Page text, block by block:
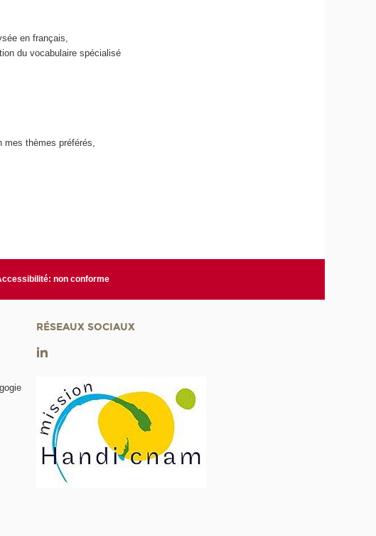
en français,
du vocabulaire spécialisé
mes thèmes préférés,
non conforme
RÉSEAUX SOCIAUX